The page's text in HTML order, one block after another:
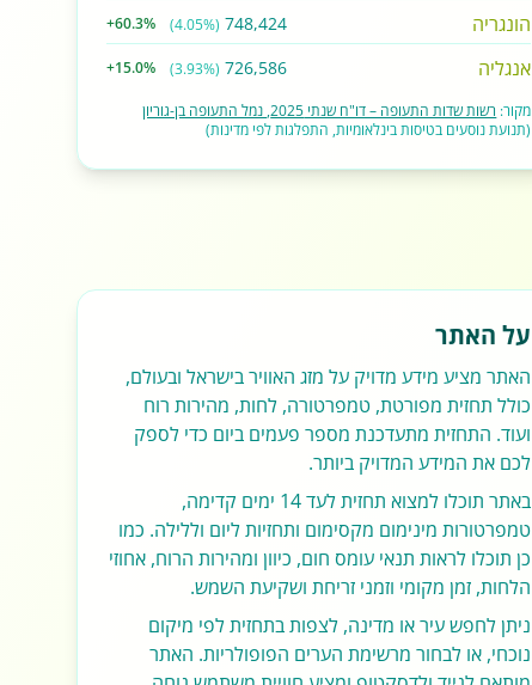
הונגריה 748,424
(4.05%)
+60.3%
אנגליה 726,586
(3.93%)
+15.0%
מקור: רשות שדות התעופה – דו"ח שנתי 2025, נמל התעופה בן-גוריון
(תנועת נוסעים בטיסות בינלאומיות, התפלגות לפי מדינות)
על האתר
האתר מציע מידע מדויק על מזג האוויר בישראל ובעולם,
כולל תחזית מפורטת, טמפרטורה, לחות, מהירות רוח
ועוד. התחזית מתעדכנת מספר פעמים ביום כדי לספק
לכם את המידע המדויק ביותר.
באתר תוכלו למצוא תחזית לעד 14 ימים קדימה,
טמפרטורות מינימום מקסימום ותחזיות ליום וללילה. כמו
כן תוכלו לראות תנאי עומס חום, כיוון ומהירות הרוח, אחוזי
הלחות, זמן מקומי וזמני זריחת ושקיעת השמש.
ניתן לחפש עיר או מדינה, לצפות בתחזית לפי מיקום
נוכחי, או לבחור מרשימת הערים הפופולריות. האתר